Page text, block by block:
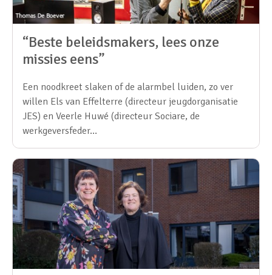
“Beste beleidsmakers, lees onze
missies eens”
Een noodkreet slaken of de alarmbel luiden, zo ver
willen Els van Effelterre (directeur jeugdorganisatie
JES) en Veerle Huwé (directeur Sociare, de
werkgeversfeder…